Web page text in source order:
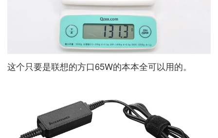
这个只要是联想的方口65W的本本全可以用的。